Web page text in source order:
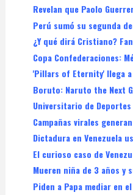
Revelan que Paolo
Perú sumó su segunda
¿Y qué dirá Cristiano?
Copa Confederaciones:
'Pillars of Eternity' llega a
Boruto: Naruto the Next
Universitario de
Campañas virales
Dictadura en Venezuela
El curioso caso de
Mueren niña de 3 años
Piden a Papa mediar en